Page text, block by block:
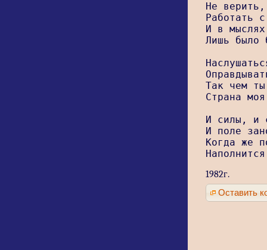
Не
Работать
И в
Лишь было
Так чем
Страна
И силы, и
И поле
Когда же
1982г.
Оставить